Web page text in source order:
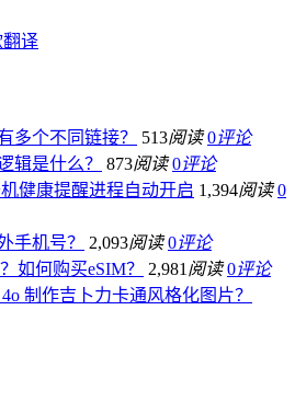
译
多个不同链接？ 513阅读 0评论
辑是什么？
873阅读 0评论
健康提醒进程自动开启 1,394阅读 0
手机号？
2,093阅读 0评论
如何购买eSIM？
2,981 阅读 0评论
制作吉卜力卡通风格化图片？